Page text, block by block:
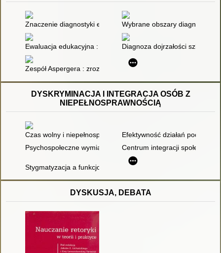
Znaczenie diagnostyki edukacyjnej dla procesu kształcenia
Wybrane obszary diagnozy,
Ewaluacja edukacyjna : społeczne światy ewaluatorów
Diagnoza dojrzałości szkolnej
Zespół Aspergera : zrozumieć, aby uzdrowić
DYSKRYMINACJA I INTEGRACJA OSÓB Z
NIEPEŁNOSPRAWNOŚCIĄ
Czas wolny i niepełnosprawnośćEfektywność działań
Psychospołeczne wymiary deficytów w obszarze kondycji
Centrum integracji społecznej
Stygmatyzacja a funkcjonowanie społeczne i
DYSKUSJA, DEBATA